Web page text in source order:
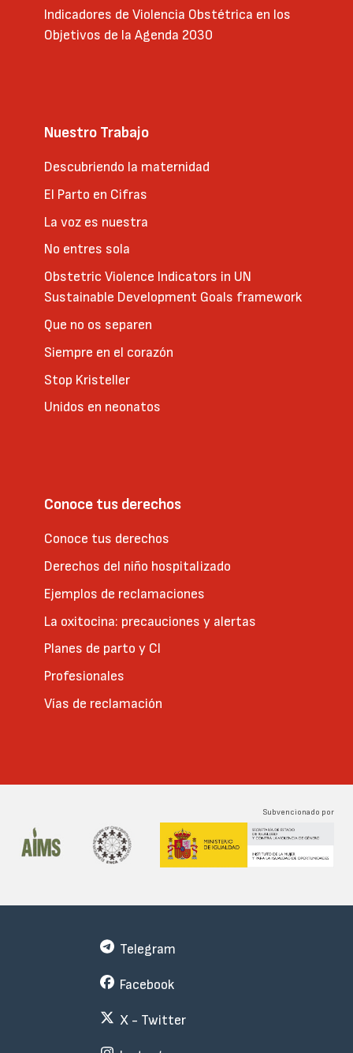
Indicadores de Violencia Obstétrica en los
Objetivos de la Agenda 2030
Nuestro Trabajo
Descubriendo la maternidad
El Parto en Cifras
La voz es nuestra
No entres sola
Obstetric Violence Indicators in UN
Sustainable Development Goals framework
Que no os separen
Siempre en el corazón
Stop Kristeller
Unidos en neonatos
Conoce tus derechos
Conoce tus derechos
Derechos del niño hospitalizado
Ejemplos de reclamaciones
La oxitocina: precauciones y alertas
Planes de parto y CI
Profesionales
Vías de reclamación
Subvencionado por
Telegram
Facebook
X - Twitter